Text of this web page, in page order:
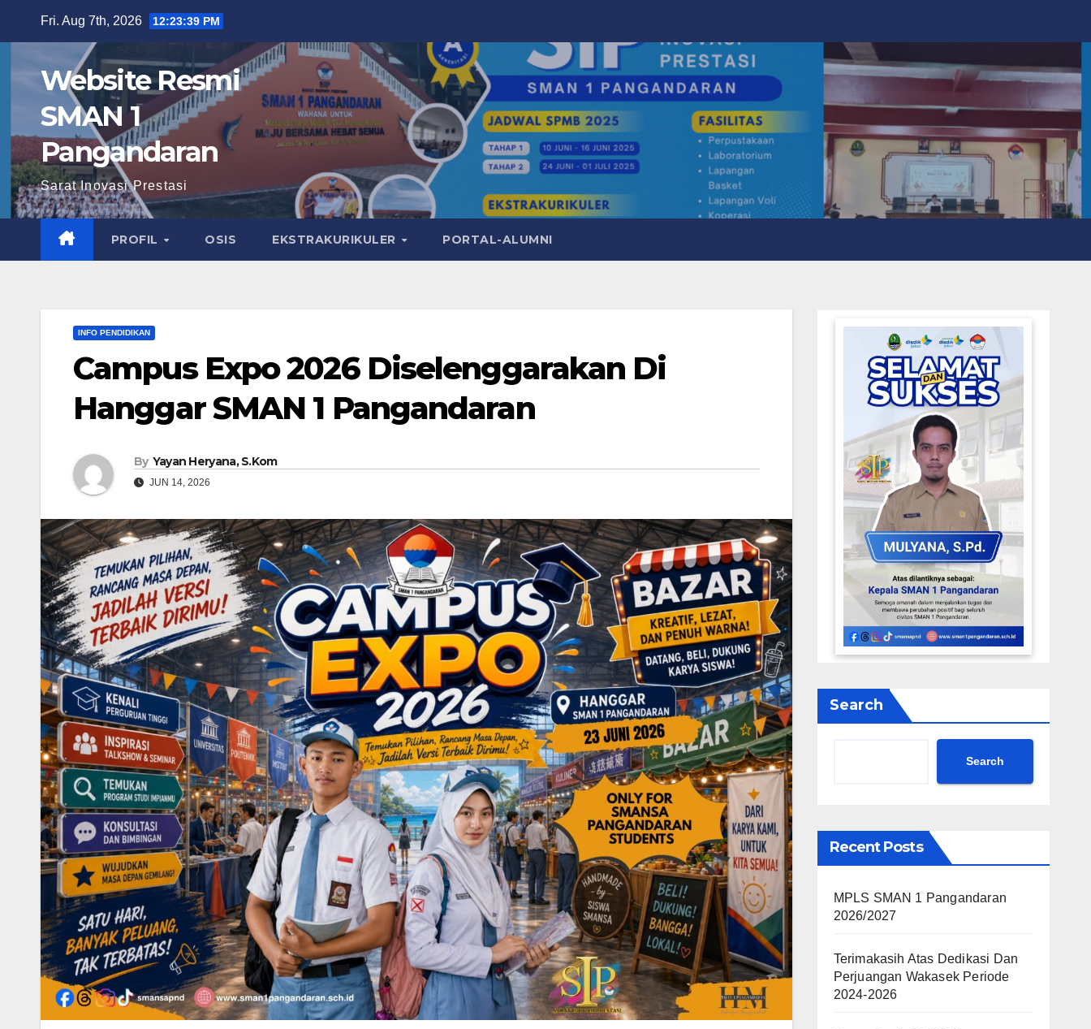
Fri. Aug 7th, 2026 12:23:41 PM
Website Resmi
SMAN 1
Pangandaran
Sarat Inovasi Prestasi
PROFIL OSIS EKSTRAKURIKULER PORTAL-ALUMNI
INFO PENDIDIKAN
Campus Expo 2026 Diselenggarakan Di
Hanggar SMAN 1 Pangandaran
By Yayan Heryana, S.Kom
JUN 14, 2026
Search
Search
Recent Posts
MPLS SMAN 1 Pangandaran
2026/2027
Terimakasih Atas Dedikasi Dan
Perjuangan Wakasek Periode
2024-2026